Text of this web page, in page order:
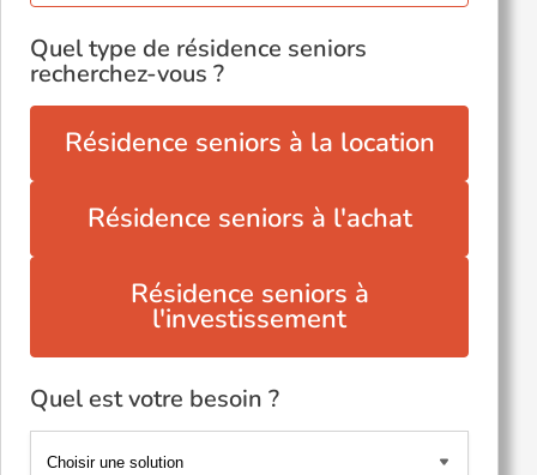
Quel type de résidence seniors
recherchez-vous ?
Résidence seniors à la location
Résidence seniors à l'achat
Résidence seniors à
l'investissement
Quel est votre besoin ?